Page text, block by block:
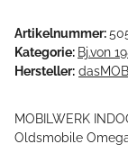
Artikelnummer:
Kategorie: Bj.von
Hersteller:
MOBILWERK
Oldsmobile